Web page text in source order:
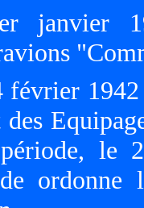
janvier
février
des
le
ordonne